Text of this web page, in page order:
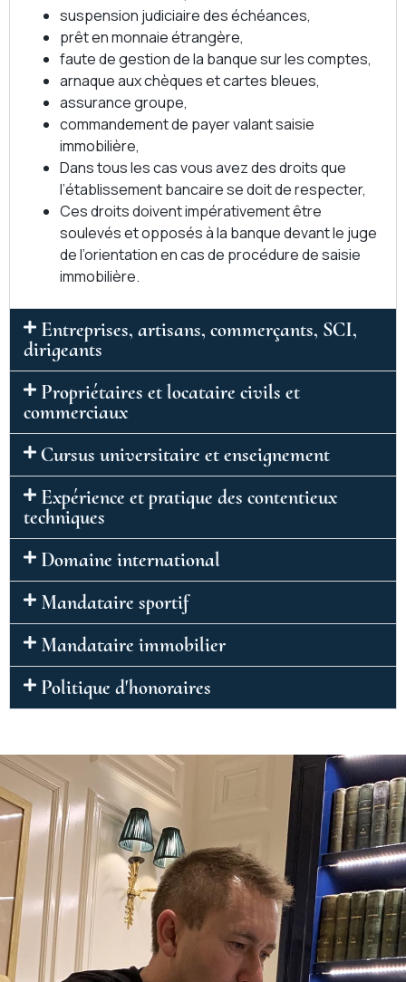
suspension judiciaire des échéances,
prêt en monnaie étrangère,
faute de gestion de la banque sur les comptes,
arnaque aux chèques et cartes bleues,
assurance groupe,
commandement de payer valant saisie
immobilière,
Dans tous les cas vous avez des droits que
l’établissement bancaire se doit de respecter,
Ces droits doivent impérativement être
soulevés et opposés à la banque devant le juge
de l’orientation en cas de procédure de saisie
immobilière.
Entreprises, artisans, commerçants, SCI,
dirigeants
Propriétaires et locataire civils et
commerciaux
Cursus universitaire et enseignement
Expérience et pratique des contentieux
techniques
Domaine international
Mandataire sportif
Mandataire immobilier
Politique d'honoraires